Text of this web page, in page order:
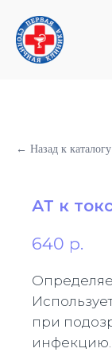
Первая
← Назад к каталогу
АТ к
640 р.
при
инфекцию.